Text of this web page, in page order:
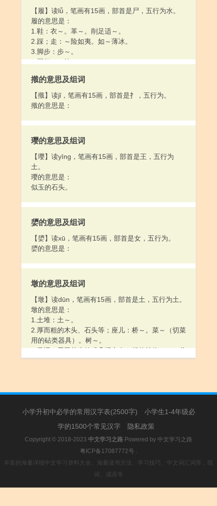
【履】读lǚ，笔画有15画，部首是尸，五行为水。
履的意思是：
1.鞋：衣～。革～。削足适～。
2.踩；走：～险如夷。如～薄冰。
3.脚步：步～。
4.履行：～约。
撠的意思及组词
【撠】读jǐ，笔画有15画，部首是扌，五行为。
撠的意思是：
璎的意思及组词
【璎】读yīng，笔画有15画，部首是王，五行为
土。
璎的意思是：
似玉的石头。
嬃的意思及组词
【嬃】读xū，笔画有15画，部首是女，五行为。
嬃的意思是：
墩的意思及组词
【墩】读dūn，笔画有15画，部首是土，五行为土。
墩的意思是：
1.土堆：土～。
2.厚而粗的木头、石头等；座儿：桥～。菜～（切菜
用的砧类器具）。树～。
3.量词，用于丛生的或几棵合在一起的植物：一～谷
子。柳～。
小学升初中必学的常用汉字表(2500字)
小学生1-4年级必
学的1500个常见汉字
隐私政策
Copyright © 2018-2023 中文学习之路 Powered by 中文学习之路
粤ICP备17087772号 .
丰富的海量详细中文学习资料大全。海量读书方法、学习技巧、中文词汇词库，组
词、成语等